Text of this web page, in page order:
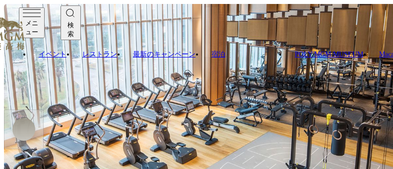
メニ
ュー
検
索
イベント レストラン 最新のキャンペーン 宿泊 POLY MGM MUSEUM